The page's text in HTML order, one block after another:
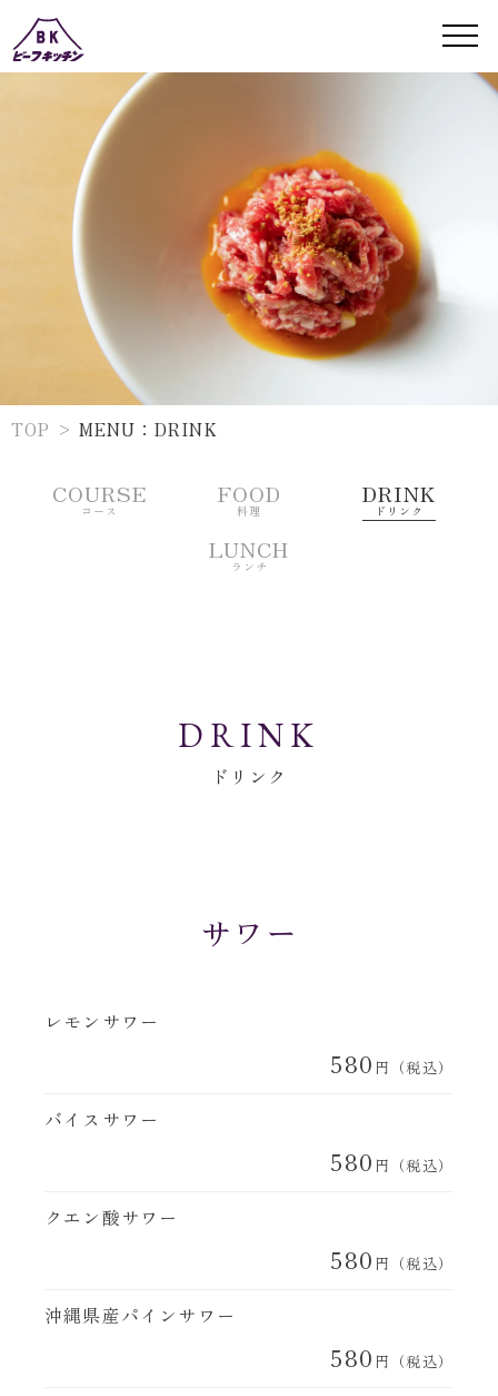
TOP MENU：DRINK
COURSE
コース
FOOD
料理
DRINK
ドリンク
LUNCH
ランチ
DRINK
ドリンク
サワー
レモンサワー
580 円（税込）
バイスサワー
580 円（税込）
クエン酸サワー
580 円（税込）
沖縄県産パインサワー
580 円（税込）